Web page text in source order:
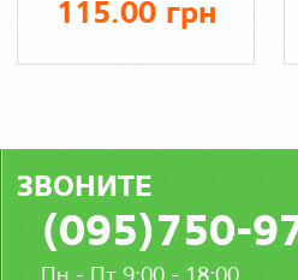
115.00 грн
ЗВОНИТЕ
(095)750-